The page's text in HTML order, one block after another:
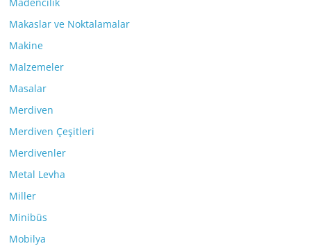
Makaslar ve Noktalamalar
Makine
Malzemeler
Masalar
Merdiven
Merdiven Çeşitleri
Merdivenler
Metal Levha
Miller
Minibüs
Mobilya